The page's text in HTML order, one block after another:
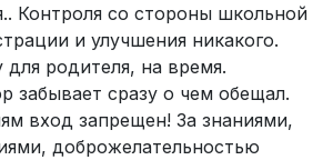
Контроля со стороны школьной
и улучшения никакого.
для родителя, на время.
забывает сразу о чем обещал.
вход запрещен! За знаниями,
доброжелательностью